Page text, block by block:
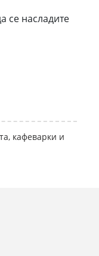
се насладите
кафеварки и